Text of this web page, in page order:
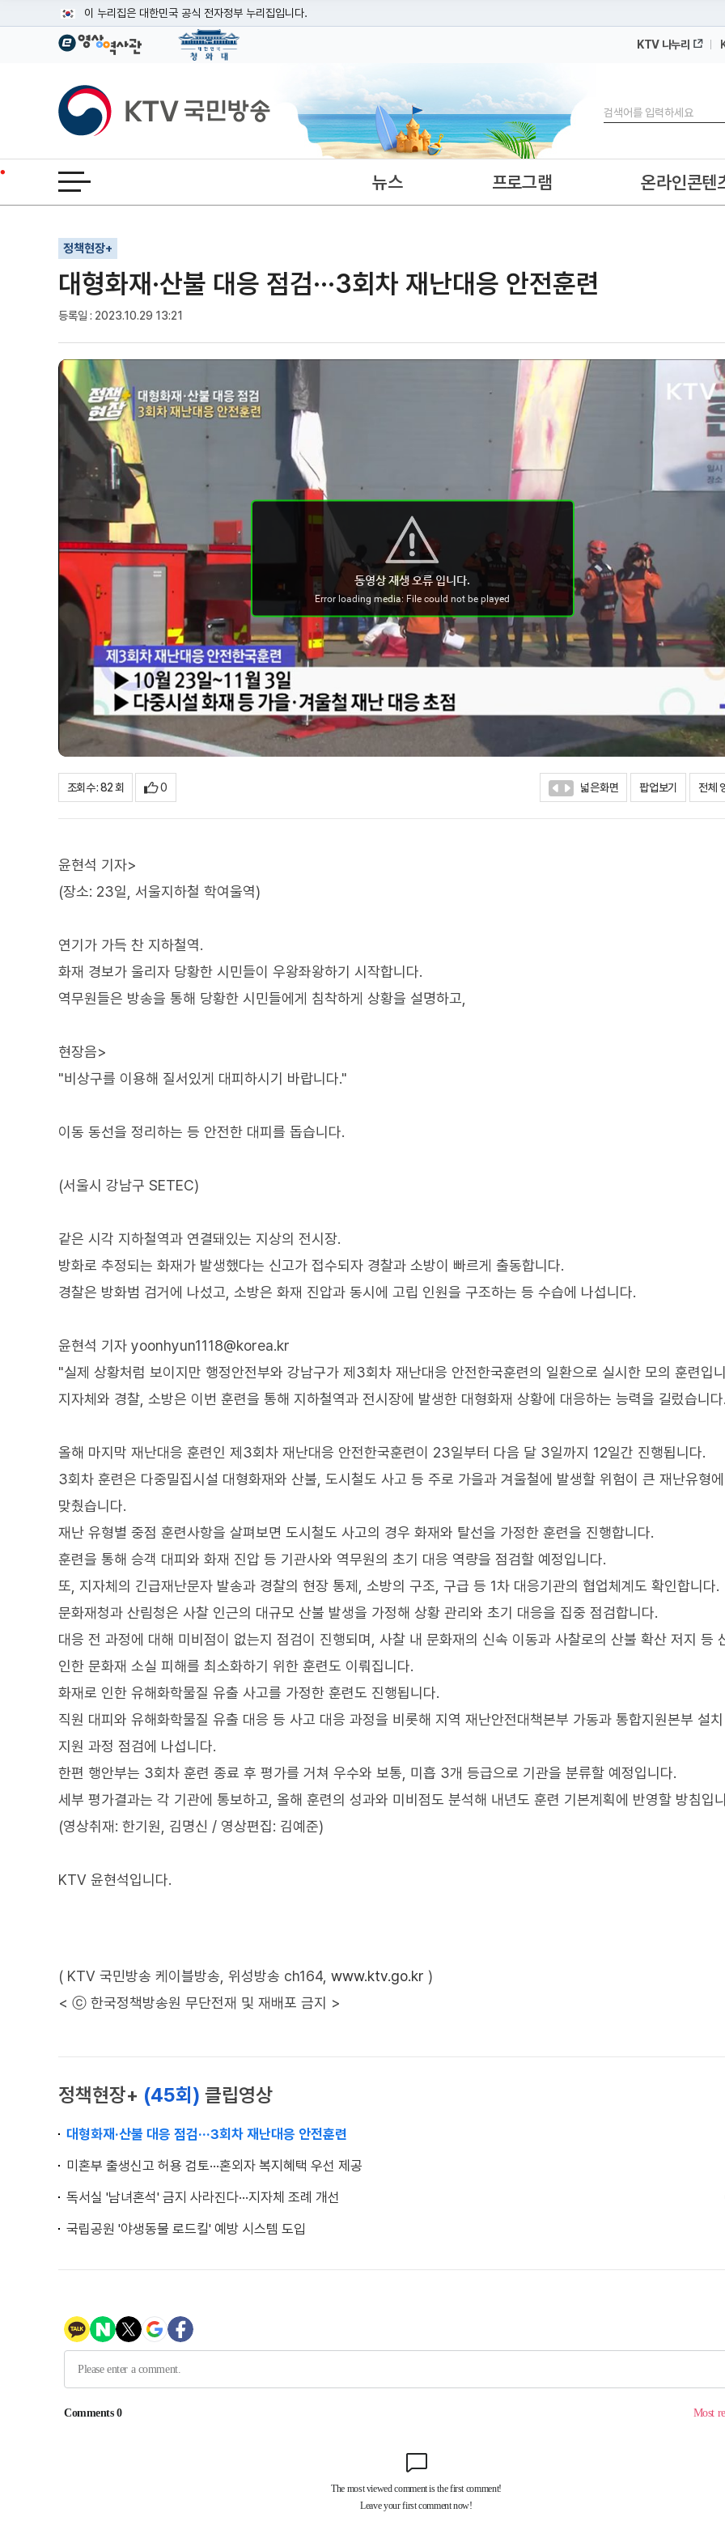
이 누리집은 대한민국 공식 전자정부 누리집입니다.
공식 누리집 주소 확인하기
이밖에 or.kr 또는 .kr등 다른 도메인 주소를 사용하고 있다면 아래 URL에서 도메인 주소를 확인해 보세요
운영중인 공식 누리집보기
KTV 나누리
KTV국민방송
검색
전체메뉴 열기 뉴스 프로그램 온라인콘텐
정책현장+
대형화재·산불 대응 점검···3회차 재난대응 안전훈련
등록일 : 2023.10.29 13:21
기사인쇄
글자확대
글자축소
조회수 : 82 회 0 넓은화면 팝업보기 전체
윤현석 기자>
(장소: 23일, 서울지하철 학여울역)
연기가 가득 찬 지하철역.
화재 경보가 울리자 당황한 시민들이 우왕좌왕하기 시작합니다.
역무원들은 방송을 통해 당황한 시민들에게 침착하게 상황을 설명하고,
현장음>
"비상구를 이용해 질서있게 대피하시기 바랍니다."
이동 동선을 정리하는 등 안전한 대피를 돕습니다.
(서울시 강남구 SETEC)
같은 시각 지하철역과 연결돼있는 지상의 전시장.
방화로 추정되는 화재가 발생했다는 신고가 접수되자 경찰과 소방이 빠르게 출동합니다.
경찰은 방화범 검거에 나섰고, 소방은 화재 진압과 동시에 고립 인원을 구조하는 등 수습에 나섭니다.
윤현석 기자 yoonhyun1118@korea.kr
"실제 상황처럼 보이지만 행정안전부와 강남구가 제3회차 재난대응 안전한국훈련의 일환으로 실시한 모의 훈련입
지자체와 경찰, 소방은 이번 훈련을 통해 지하철역과 전시장에 발생한 대형화재 상황에 대응하는 능력을 길렀습니
올해 마지막 재난대응 훈련인 제3회차 재난대응 안전한국훈련이 23일부터 다음 달 3일까지 12일간 진행됩니다.
3회차 훈련은 다중밀집시설 대형화재와 산불, 도시철도 사고 등 주로 가을과 겨울철에 발생할 위험이 큰 재난유형
맞췄습니다.
재난 유형별 중점 훈련사항을 살펴보면 도시철도 사고의 경우 화재와 탈선을 가정한 훈련을 진행합니다.
훈련을 통해 승객 대피와 화재 진압 등 기관사와 역무원의 초기 대응 역량을 점검할 예정입니다.
또, 지자체의 긴급재난문자 발송과 경찰의 현장 통제, 소방의 구조, 구급 등 1차 대응기관의 협업체계도 확인합니다.
문화재청과 산림청은 사찰 인근의 대규모 산불 발생을 가정해 상황 관리와 초기 대응을 집중 점검합니다.
대응 전 과정에 대해 미비점이 없는지 점검이 진행되며, 사찰 내 문화재의 신속 이동과 사찰로의 산불 확산 저지 등
인한 문화재 소실 피해를 최소화하기 위한 훈련도 이뤄집니다.
화재로 인한 유해화학물질 유출 사고를 가정한 훈련도 진행됩니다.
직원 대피와 유해화학물질 유출 대응 등 사고 대응 과정을 비롯해 지역 재난안전대책본부 가동과 통합지원본부 설
지원 과정 점검에 나섭니다.
한편 행안부는 3회차 훈련 종료 후 평가를 거쳐 우수와 보통, 미흡 3개 등급으로 기관을 분류할 예정입니다.
세부 평가결과는 각 기관에 통보하고, 올해 훈련의 성과와 미비점도 분석해 내년도 훈련 기본계획에 반영할 방침입
(영상취재: 한기원, 김명신 / 영상편집: 김예준)
KTV 윤현석입니다.
( KTV 국민방송 케이블방송, 위성방송 ch164, www.ktv.go.kr )
< ⓒ 한국정책방송원 무단전재 및 재배포 금지 >
정책현장+ (45회) 클립영상
대형화재·산불 대응 점검···3회차 재난대응 안전훈련
미혼부 출생신고 허용 검토···혼외자 복지혜택 우선 제공
독서실 '남녀혼석' 금지 사라진다···지자체 조례 개선
국립공원 '야생동물 로드킬' 예방 시스템 도입